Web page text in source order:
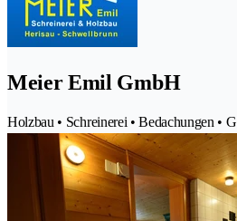
Meier Emil GmbH
Holzbau • Schreinerei • Bedachungen •